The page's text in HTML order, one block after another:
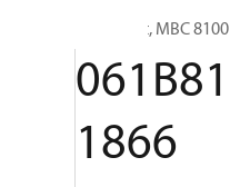
Termostat, MBC 8100
061B81
1866